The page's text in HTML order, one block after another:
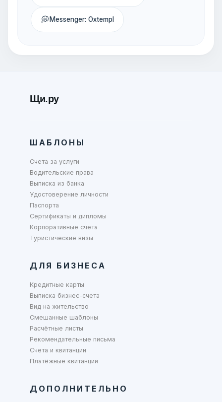
💭Messenger: Oxtempl
Щи.ру
ШАБЛОНЫ
Счета за услуги
Водительские права
Выписка из банка
Удостоверение личности
Паспорта
Сертификаты и дипломы
Корпоративные счета
Туристические визы
ДЛЯ БИЗНЕСА
Кредитные карты
Выписка бизнес-счета
Вид на жительство
Смешанные шаблоны
Расчётные листы
Рекомендательные письма
Счета и квитанции
Платёжные квитанции
ДОПОЛНИТЕЛЬНО